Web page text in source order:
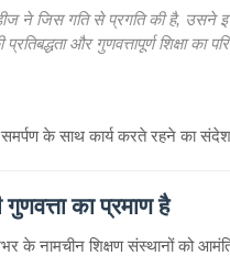
ने जिस गति से प्रगति की है, उसने
और गुणवत्तापूर्ण शिक्षा का
समर्पण के साथ कार्य करते रहने का संदेश
का प्रमाण है
के नामचीन शिक्षण संस्थानों को